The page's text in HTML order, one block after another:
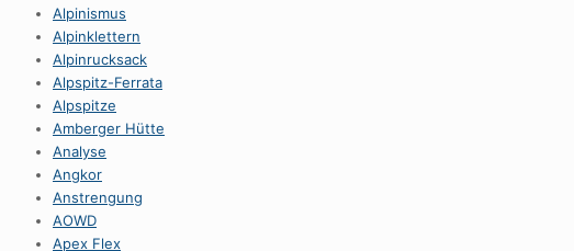
Alpinismus
Alpinklettern
Alpinrucksack
Alpspitz-Ferrata
Alpspitze
Amberger Hütte
Analyse
Angkor
Anstrengung
AOWD
Apex Flex